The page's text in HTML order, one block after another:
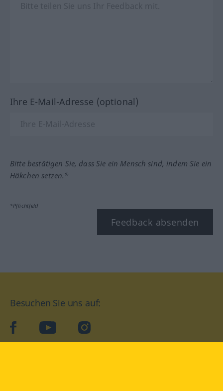
Ihre E-Mail-Adresse (optional)
Bitte bestätigen Sie, dass Sie ein Mensch sind, indem Sie ein
Häkchen setzen.*
*Pflichtfeld
Feedback absenden
Besuchen Sie uns auf:
facebookYouTube Instagram